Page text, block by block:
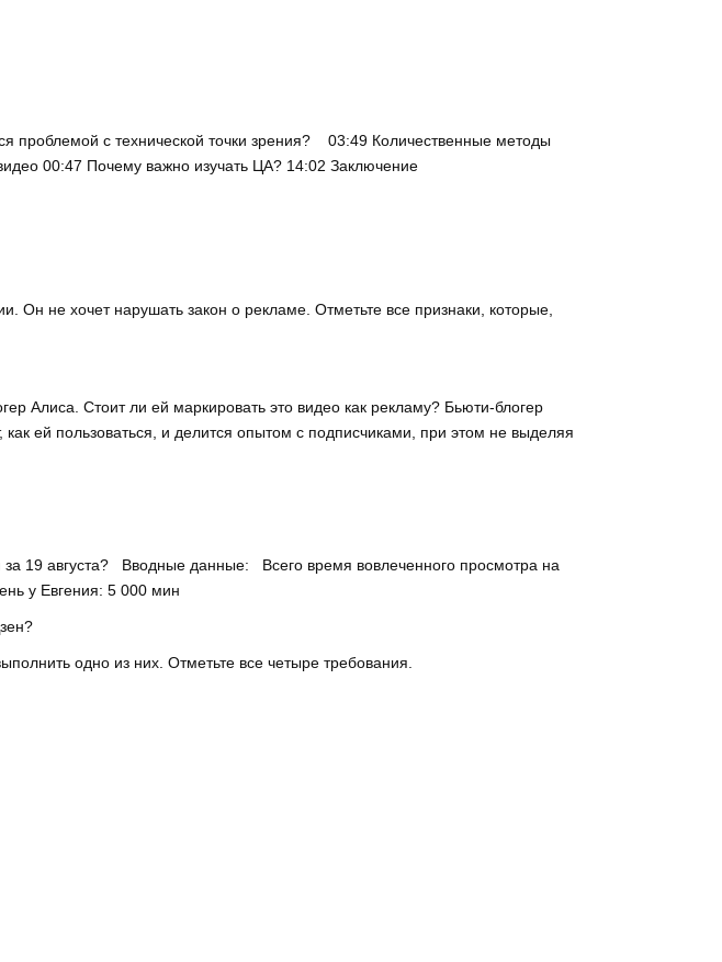
проблемой с технической точки зрения? 03:49 Количественные методы
00:47 Почему важно изучать ЦА? 14:02 Заключение
не хочет нарушать закон о рекламе. Отметьте все признаки, которые,
Алиса. Стоит ли ей маркировать это видео как рекламу? Бьюти-блогер
ей пользоваться, и делится опытом с подписчиками, при этом не выделяя
за 19 августа? Вводные данные: Всего время вовлеченного просмотра на
у Евгения: 5 000 мин
одно из них. Отметьте все четыре требования.